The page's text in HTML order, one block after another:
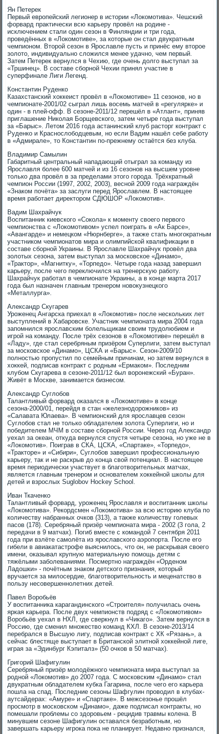
Ян Петерек
Первый европейский легионер в истории «Локомотива». Чешский
форвард практически всю карьеру провёл на родине -
исключением стали один сезон в Финляндии и три года,
проведённых в «Локомотиве», за которые он стал двукратным
чемпионом. Второй сезон в Ярославле пусть и принёс ему второе
золото, индивидуально сложился менее удачно, чем первый.
Затем Петерек вернулся в Чехию, где очень долго выступал за
«Тршинец». В составе сборной Чехии принял участие в
суперфинале Лиги Легенд.
Константин Руденко
Казахстанский хоккеист провёл в «Локомотиве» 11 сезонов, но в
чемпионате-2001/02 сыграл лишь восемь матчей в «регулярке» и
один - в плей-офф. В сезоне-2011/12 перешёл в «Атлант», приняв
приглашение Николая Борщевского, затем четыре года выступал
за «Барыс». Летом 2016 года астанинский клуб расторг контракт с
Руденко и Краснослободцевым, но если Вадим нашёл себе работу
в «Адмирале», то Константин по-прежнему остаётся без клуба.
Владимир Самылин
Габаритный центральный нападающий отыграл за команду из
Ярославля более 600 матчей и из 16 сезонов на высшем уровне
только два провёл в за пределами этого города. Трёхкратный
чемпион России (1997, 2002, 2003), весной 2009 года награждён
«Знаком почёта» за заслуги перед Ярославлем. В настоящее
время работает директором СДЮШОР «Локомотив».
Вадим Шахрайчук
Воспитанник киевского «Сокола» к моменту своего первого
чемпионства с «Локомотивом» успел поиграть в «Ак Барсе»,
«Авангарде» и немецком «Нюрнберге», а также стать многократным
участником чемпионатов мира и олимпийской квалификации в
составе сборной Украины. В Ярославле Шахрайчук провёл два
золотых сезона, затем выступал за московское «Динамо»,
«Трактор», «Магнитку», «Торпедо». Четыре года назад завершил
карьеру, после чего переключился на тренерскую работу.
Шахрайчук работал в чемпионате Украины, а в конце марта 2017
года был назначен главным тренером новокузнецкого
«Металлурга».
Александр Скугарев
Уроженец Ангарска приехал в «Локомотив» после нескольких лет
выступлений в Хабаровске. Участник чемпионата мира 2004 года
запомнился ярославским болельщикам своим трудолюбием и
игрой на команду. После трёх сезонов в «Локомотиве» перешёл в
«Ладу», где стал серебряным призёром Суперлиги, затем выступал
за московское «Динамо», ЦСКА и «Барыс». Сезон-2009/10
полностью пропустил по семейным причинам, но затем вернулся в
хоккей, подписав контракт с родным «Ермаком». Последним
клубом Скугарева в сезоне-2011/12 был воронежский «Буран».
Живёт в Москве, занимается бизнесом.
Александр Суглобов
Талантливый форвард оказался в «Локомотиве» в конце
сезона-2000/01, перейдя в стан «железнодорожников» из
«Салавата Юлаева». В чемпионский для ярославцев сезон
Суглобов стал не только обладателем золота Суперлиги, но и
победителем МЧМ в составе сборной России. Через год Александр
уехал за океан, откуда вернулся спустя четыре сезона, но уже не в
«Локомотив». Поиграв в СКА, ЦСКА, «Спартаке», «Торпедо»,
«Тракторе» и «Сибири», Суглобов завершил профессиональную
карьеру, так и не раскрыв до конца свой потенциал. В настоящее
время периодически участвует в благотворительных матчах,
является главным тренером и основателем хоккейной школы для
детей и взрослых Suglobov Hockey School.
Иван Ткаченко
Талантливый форвард, уроженец Ярославля и воспитанник школы
«Локомотива». Рекордсмен «Локомотива» за всю историю клуба по
количеству набранных очков (313), а также количеству голевых
пасов (178). Серебряный призёр чемпионата мира - 2002 (3 гола, 2
передачи в 9 матчах). Погиб вместе с командой 7 сентября 2011
года при взлёте самолёта из ярославского аэропорта. После его
гибели в авиакатастрофе выяснилось, что он, не раскрывая своего
имени, оказывал крупную материальную помощь детям с
тяжёлыми заболеваниями. Посмертно награждён «Орденом
Ладошки» - почётным знаком детского признания, который
вручается за милосердие, благотворительность и меценатство в
пользу несовершеннолетних детей.
Павел Воробьёв
У воспитанника карагандинского «Строителя» получилась очень
яркая карьера. После двух чемпионств подряд с «Локомотивом»
Воробьёв уехал в НХЛ, где сверкнул в «Чикаго». Затем вернулся в
Россию, где сменил множество команд КХЛ. В сезоне-2013/14
перебрался в Высшую лигу, подписав контракт с ХК «Рязань», а
сейчас блестяще выступает в Британской элитной хоккейной лиге,
играя за «Эдинбург Кэпиталз» (50 очков в 50 матчах).
Григорий Шафигулин
Серебряный призёр молодёжного чемпионата мира выступал за
родной «Локомотив» до 2007 года. С московским «Динамо» стал
двукратным обладателем кубка Гагарина, после чего его карьера
пошла на спад. Последние сезоны Шафгулин проводил в клубах-
аутсайдерах: «Амуре» и «Спартаке». В межсезонье прошёл
просмотр в московском «Динамо», даже подписал контракты, но
помешали проблемы со здоровьем - рецидив травмы колена. В
минувшем сезоне Шафигулин оставался безработным, но
завершать карьеру игрока пока не планирует. Недавно признался,